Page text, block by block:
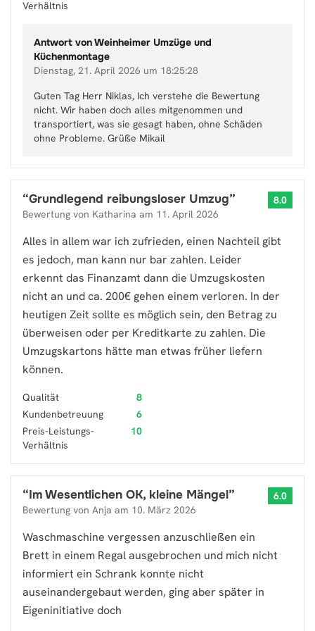
Verhältnis
Antwort vonWeinheimer Umzüge und
Küchenmontage
Dienstag, 21. April 2026 um 18:25:28
Guten Tag Herr Niklas, Ich verstehe die Bewertung
nicht. Wir haben doch alles mitgenommen und
transportiert, was sie gesagt haben, ohne Schäden
ohne Probleme. Grüße Mikail
“Grundlegend reibungsloser Umzug”
Bewertung von Katharina am 11. April 2026
8.0
Alles in allem war ich zufrieden, einen Nachteil gibt
es jedoch, man kann nur bar zahlen. Leider
erkennt das Finanzamt dann die Umzugskosten
nicht an und ca. 200€ gehen einem verloren. In der
heutigen Zeit sollte es möglich sein, den Betrag zu
überweisen oder per Kreditkarte zu zahlen. Die
Umzugskartons hätte man etwas früher liefern
können.
Qualität
8
Kundenbetreuung
6
Preis-Leistungs-
Verhältnis
10
“Im Wesentlichen OK, kleine Mängel”
Bewertung von Anja am 10. März 2026
6.0
Waschmaschine vergessen anzuschließen ein
Brett in einem Regal ausgebrochen und mich nicht
informiert ein Schrank konnte nicht
auseinandergebaut werden, ging aber später in
Eigeninitiative doch